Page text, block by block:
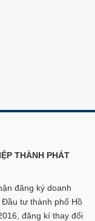
THÀNH PHÁT
đăng ký doanh
tư thành phố Hồ
đăng kí thay đổi